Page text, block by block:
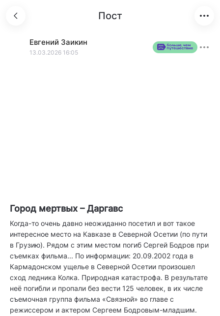
Пост
Евгений Заикин
13.03.2026 16:05
Город мертвых – Даргавс
Когда-то очень давно неожиданно посетил и вот такое
интересное место на Кавказе в Северной Осетии (по пути
в Грузию). Рядом с этим местом погиб Сергей Бодров при
съемках фильма... По информации: 20.09.2002 года в
Кармадонском ущелье в Северной Осетии произошел
сход ледника Колка. Природная катастрофа. В результате
неё погибли и пропали без вести 125 человек, в их числе
съемочная группа фильма «Связной» во главе с
режиссером и актером Сергеем Бодровым-младшим.